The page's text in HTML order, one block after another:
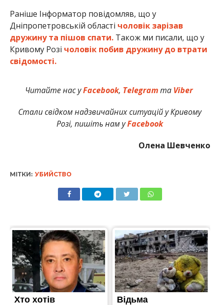
Раніше Інформатор повідомляв, що у
Дніпропетровській області чоловік зарізав
дружину та пішов спати.Також ми писали, що у
Кривому Розі чоловік побив дружину до втрати
свідомості.
Читайте нас уFacebook, Telegramта Viber
Стали свідком надзвичайних ситуацій у Кривому
Розі, пишіть нам уFacebook
Олена Шевченко
МІТКИ: УБИЙСТВО